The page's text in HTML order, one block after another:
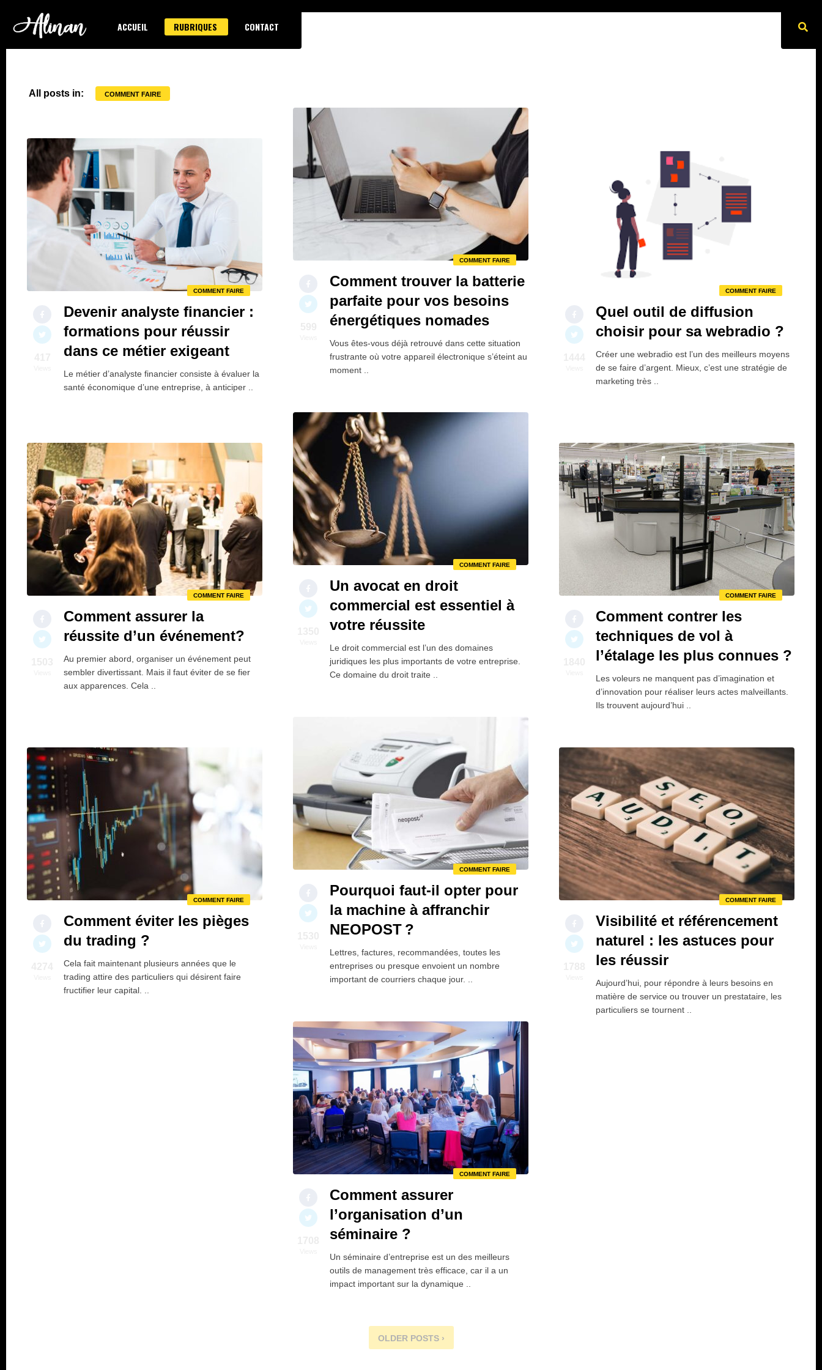
ACCUEIL RUBRIQUES CONTACT
All posts in: COMMENT FAIRE
COMMENT FAIRE
Devenir analyste financier :
formations pour réussir
dans ce métier exigeant
Le métier d’analyste financier consiste à évaluer la
santé économique d’une entreprise, à anticiper ..
COMMENT FAIRE
Comment trouver la batterie
parfaite pour vos besoins
énergétiques nomades
Vous êtes-vous déjà retrouvé dans cette situation
frustrante où votre appareil électronique s’éteint au
moment ..
COMMENT FAIRE
Quel outil de diffusion
choisir pour sa webradio ?
Créer une webradio est l’un des meilleurs moyens
de se faire d’argent. Mieux, c’est une stratégie de
marketing très ..
COMMENT FAIRE
Un avocat en droit
commercial est essentiel à
votre réussite
Le droit commercial est l’un des domaines
juridiques les plus importants de votre entreprise.
Ce domaine du droit traite ..
COMMENT FAIRE
Comment assurer la
réussite d’un événement?
Au premier abord, organiser un événement peut
sembler divertissant. Mais il faut éviter de se fier
aux apparences. Cela ..
COMMENT FAIRE
Comment contrer les
techniques de vol à
l’étalage les plus connues ?
Les voleurs ne manquent pas d’imagination et
d’innovation pour réaliser leurs actes malveillants.
Ils trouvent aujourd’hui ..
COMMENT FAIRE
Pourquoi faut-il opter pour
la machine à affranchir
NEOPOST ?
Lettres, factures, recommandées, toutes les
entreprises ou presque envoient un nombre
important de courriers chaque jour. ..
COMMENT FAIRE
Comment éviter les pièges
du trading ?
Cela fait maintenant plusieurs années que le
trading attire des particuliers qui désirent faire
fructifier leur capital. ..
COMMENT FAIRE
Visibilité et référencement
naturel : les astuces pour
les réussir
Aujourd’hui, pour répondre à leurs besoins en
matière de service ou trouver un prestataire, les
particuliers se tournent ..
COMMENT FAIRE
Comment assurer
l’organisation d’un
séminaire ?
Un séminaire d’entreprise est un des meilleurs
outils de management très efficace, car il a un
impact important sur la dynamique ..
OLDER POSTS ›